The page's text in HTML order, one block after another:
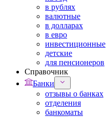
в рублях
валютные
в долларах
в евро
инвестиционные
детские
для пенсионеров
Справочник
Банки
отзывы о банках
отделения
банкоматы